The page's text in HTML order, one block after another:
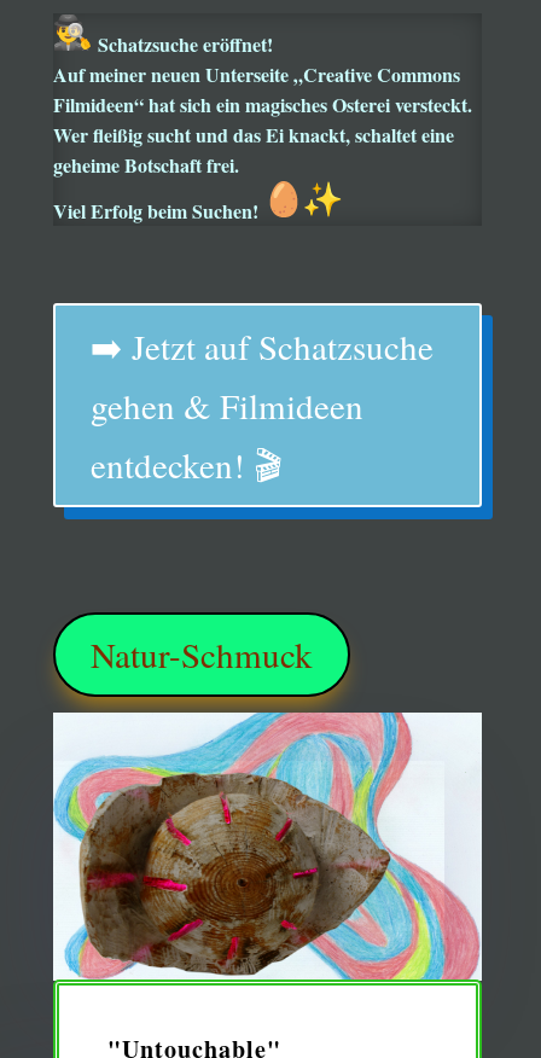
Schatzsuche eröffnet!
Auf meiner neuen Unterseite „Creative Commons
Filmideen“ hat sich ein magisches Osterei versteckt.
Wer fleißig sucht und das Ei knackt, schaltet eine
geheime Botschaft frei.
Viel Erfolg beim Suchen!
➡️ Jetzt auf Schatzsuche
gehen & Filmideen
entdecken! 🎬
Natur-Schmuck
"Untouchable"